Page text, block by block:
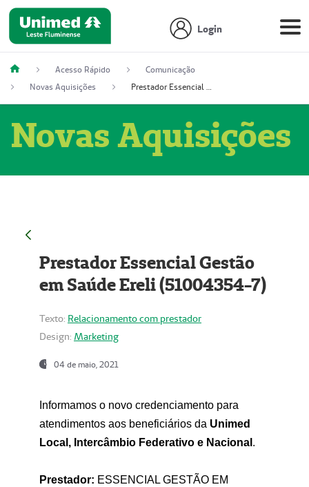
Login
Acesso Rápido
Comunicação
Novas Aquisições
Prestador Essencial Gestão em Saúde Ereli (51004354-7)
Novas Aquisições
Prestador Essencial Gestão
em Saúde Ereli (51004354-7)
Texto: Relacionamento com prestador
Design: Marketing
04 de maio, 2021
Informamos o novo credenciamento para
atendimentos aos beneficiários da Unimed
Local, Intercâmbio Federativo e Nacional .
Prestador: ESSENCIAL GESTÃO EM